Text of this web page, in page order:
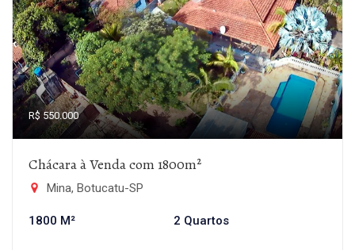
R$ 550.000
Chácara à Venda com 1800m²
Mina, Botucatu-SP
1800 M² 2 Quartos